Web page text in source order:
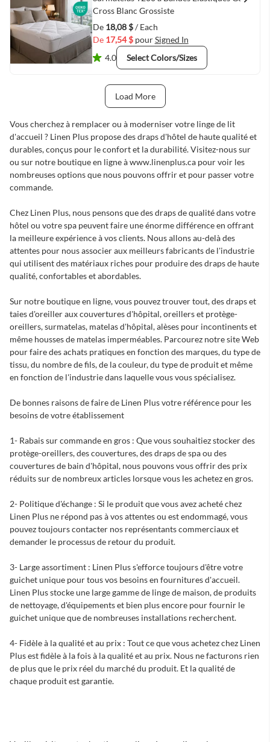
Quick View
Cross Blanc Grossiste
De 18,08 $/ Each
De 17,54 $ pourSigned In
4.0
Select Colors/Sizes
Load More
Next Page
Vous cherchez à remplacer ou à moderniser votre linge de lit
d'accueil ? Linen Plus propose des draps d'hôtel de haute qualité et
durables, conçus pour le confort et la durabilité. Visitez-nous sur
ou sur notre boutique en ligne à www.linenplus.ca pour voir les
nombreuses options que nous pouvons offrir et pour passer votre
commande.
Chez Linen Plus, nous pensons que des draps de qualité dans votre
hôtel ou votre spa peuvent faire une énorme différence en offrant
la meilleure expérience à vos clients. Nous allons au-delà des
attentes pour nous associer aux meilleurs fabricants de l'industrie
qui utilisent des matériaux riches pour produire des draps de haute
qualité, confortables et abordables.
Sur notre boutique en ligne, vous pouvez trouver tout, des draps et
taies d'oreiller aux couvertures d'hôpital, oreillers et protège-
oreillers, surmatelas, matelas d'hôpital, alèses pour incontinents et
même housses de matelas imperméables. Parcourez notre site Web
pour faire des achats pratiques en fonction des marques, du type de
tissu, du nombre de fils, de la couleur, du type de produit et même
en fonction de l'industrie dans laquelle vous vous spécialisez.
De bonnes raisons de faire de Linen Plus votre référence pour les
besoins de votre établissement
1- Rabais sur commande en gros : Que vous souhaitiez stocker des
protège-oreillers, des couvertures, des draps de spa ou des
couvertures de bain d'hôpital, nous pouvons vous offrir des prix
réduits sur de nombreux articles lorsque vous les achetez en gros.
2- Politique d'échange : Si le produit que vous avez acheté chez
Linen Plus ne répond pas à vos attentes ou est endommagé, vous
pouvez toujours contacter nos représentants commerciaux et
demander le processus de retour du produit.
3- Large assortiment : Linen Plus s'efforce toujours d'être votre
guichet unique pour tous vos besoins en fournitures d'accueil.
Linen Plus stocke une large gamme de linge de maison, de produits
de nettoyage, d'équipements et bien plus encore pour fournir le
guichet unique que de nombreuses installations recherchent.
4- Fidèle à la qualité et au prix : Tout ce que vous achetez chez Linen
Plus est fidèle à la fois à la qualité et au prix. Nous ne facturons rien
de plus que le prix réel du marché du produit. Et la qualité de
chaque produit est garantie.